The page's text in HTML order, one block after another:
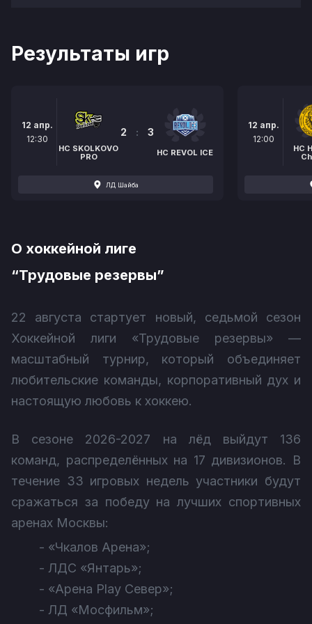
Результаты игр
12 апр.
12:30
HC SKOLKOVO
PRO
2 : 3
НС REVOL ICE
ЛД Шайба
12 апр.
12:00
HC
О хоккейной лиге
“Трудовые резервы”
22 августа стартует новый, седьмой сезон
Хоккейной лиги «Трудовые резервы» —
масштабный турнир, который объединяет
любительские команды, корпоративный дух и
настоящую любовь к хоккею.
В сезоне 2026-2027 на лёд выйдут 136
команд, распределённых на 17 дивизионов. В
течение 33 игровых недель участники будут
сражаться за победу на лучших спортивных
аренах Москвы:
- «Чкалов Арена»;
- ЛДС «Янтарь»;
- «Арена Play Север»;
- ЛД «Мосфильм»;